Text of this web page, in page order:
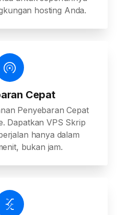
hosting Anda.
Cepat
Penyebaran Cepat
Dapatkan VPS Skrip
hanya dalam
bukan jam.